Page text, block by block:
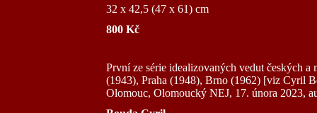
32 x 42,5 (47 x 61) cm
800 Kč
První ze série idealizovaných vedut českých
(1943), Praha (1948), Brno (1962) [viz Cyril
Olomouc, Olomoucký NEJ, 17. února 2023,